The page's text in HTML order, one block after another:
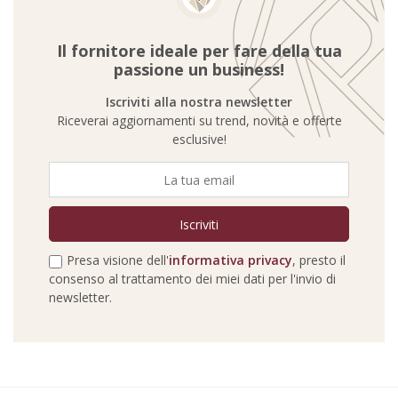
Il fornitore ideale per fare della tua
passione un business!
Iscriviti alla nostra newsletter
Riceverai aggiornamenti su trend, novità e offerte
esclusive!
Presa visione dell'informativa privacy, presto il
consenso al trattamento dei miei dati per l'invio di
newsletter.